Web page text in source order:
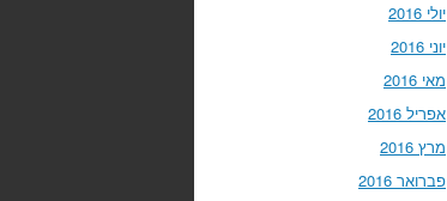
יולי 2016
יוני 2016
מאי 2016
אפריל 2016
מרץ 2016
פברואר 2016